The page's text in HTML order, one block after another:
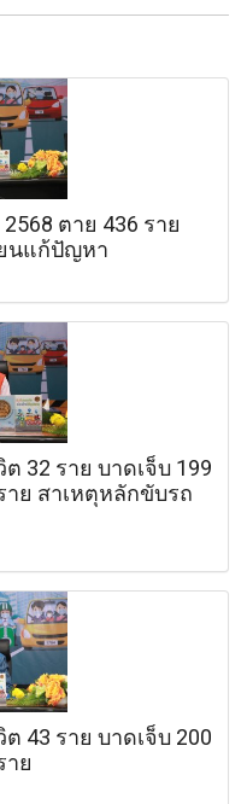
ตาย 436 ราย
นแก้ปัญหา
32 ราย บาดเจ็บ 199
าย สาเหตุหลักขับรถ
43 ราย บาดเจ็บ 200
าย